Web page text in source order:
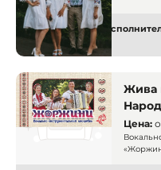
Музыкальные
Киев
Жива
Цена: